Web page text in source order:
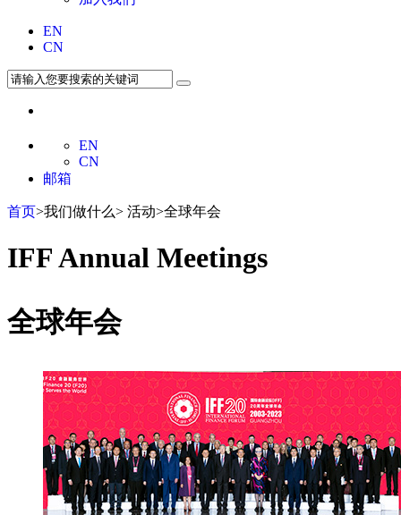
EN
CN
EN
CN
邮箱
首页>我们做什么> 活动>全球年会
IFF Annual Meetings
全球年会